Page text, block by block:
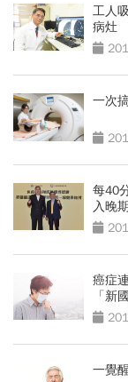
工人
病灶
一次
每40
入晚
癌症
「新
一覺